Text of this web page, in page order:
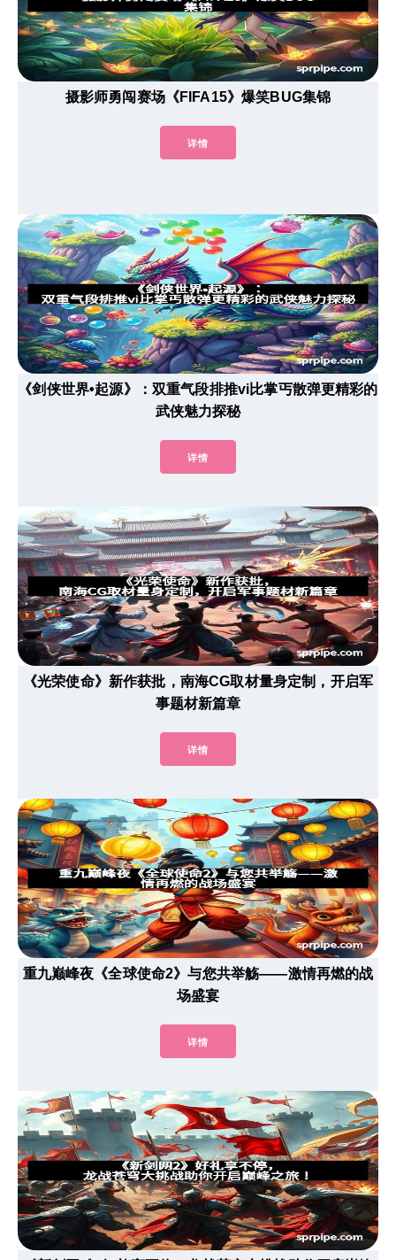
摄影师勇闯赛场《FIFA15》爆笑BUG集锦
详情
《剑侠世界•起源》：双重气段排推vi比掌丐散弹更精彩的
武侠魅力探秘
详情
《光荣使命》新作获批，南海CG取材量身定制，开启军
事题材新篇章
详情
重九巅峰夜《全球使命2》与您共举觞——激情再燃的战
场盛宴
详情